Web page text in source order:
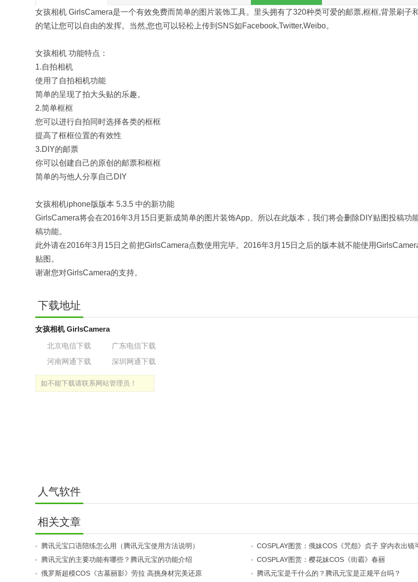
女孩相机 GirlsCamera是一个有效免费而简单的图片装饰工具。里头拥有了320种类可爱的邮票,框框,背景刷子
的笔让您可以自由的发挥。当然,您也可以轻松上传到SNS如Facebook,Twitter,Weibo。
女孩相机 功能特点：
1.自拍相机
使用了自拍相机功能
简单的呈现了拍大头贴的乐趣。
2.简单框框
您可以进行自拍同时选择各类的框框
提高了框框位置的有效性
3.DIY的邮票
你可以创建自己的原创的邮票和框框
简单的与他人分享自己DIY
女孩相机iphone版版本 5.3.5 中的新功能
GirlsCamera将会在2016年3月15日更新成简单的图片装饰App。所以在此版本，我们将会删除DIY贴图投稿功
稿功能。
此外请在2016年3月15日之前把GirlsCamera点数使用完毕。2016年3月15日之后的版本就不能使用
贴图。
谢谢您对GirlsCamera的支持。
下载地址
女孩相机 GirlsCamera
北京电信下载
广东电信下载
河南网通下载
深圳网通下载
如不能下载请联系网站管理员！
人气软件
相关文章
腾讯元宝口语陪练怎么用（腾讯元宝使用方法说明）
COSPLAY图赏：俄妹COS《咒怨》贞子 穿内衣出镜
腾讯元宝的主要功能有哪些？腾讯元宝的功能介绍
COSPLAY图赏：樱花妹COS《街霸》春丽
俄罗斯超模COS《古墓丽影》劳拉 高挑身材完美还原
腾讯元宝是干什么的？腾讯元宝是正规平台吗？